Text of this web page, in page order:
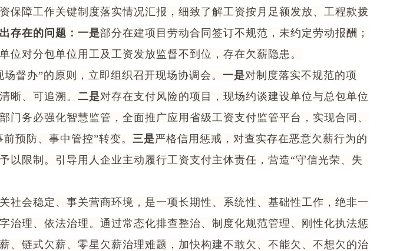
障工作关键制度落实情况汇报，细致了解工资按月足额发放、工程款拨
出存在的问题： 一是部分在建项目劳动合同签订不规范，未约定劳动报酬；
位对分包单位用工及工资发放监督不到位，存在欠薪隐患。
办”的原则，立即组织召开现场协调会。 一是对制度落实不规范的项
晰、可追溯。 二是对存在支付风险的项目，现场约谈建设单位与总包单位
务必强化智慧监管，全面推广应用省级工资支付监管平台，实现合同、
预防、事中管控”转变。 三是严格信用惩戒，对查实存在恶意欠薪行为的
限制。引导用人企业主动履行工资支付主体责任，营造“守信光荣、失
会稳定、事关营商环境，是一项长期性、系统性、基础性工作，绝非一
理、依法治理。通过常态化排查整治、制度化规范管理、刚性化执法惩
链式欠薪、零星欠薪治理难题，加快构建不敢欠、不能欠、不想欠的治